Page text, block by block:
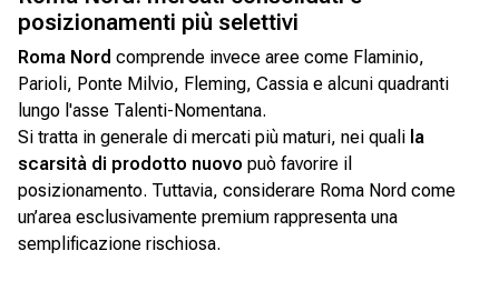
posizionamenti più selettivi
Roma Nord comprende invece aree come Flaminio,
Parioli, Ponte Milvio, Fleming, Cassia e alcuni quadranti
lungo l'asse Talenti-Nomentana.
Si tratta in generale di mercati più maturi, nei quali la
scarsità di prodotto nuovo può favorire il
posizionamento. Tuttavia, considerare Roma Nord come
un’area esclusivamente premium rappresenta una
semplificazione rischiosa.